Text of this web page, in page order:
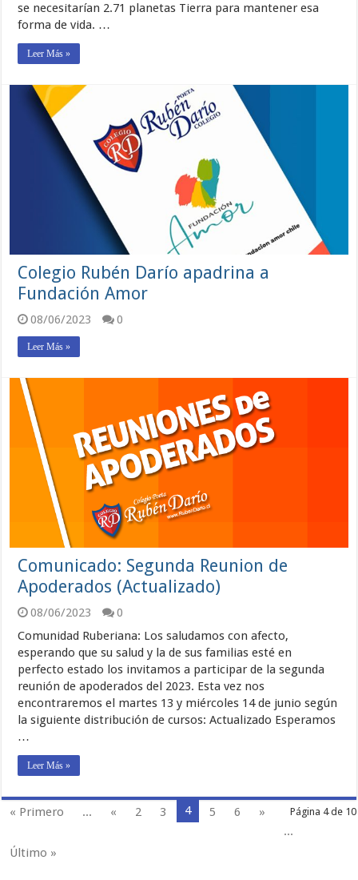
se necesitarían 2.71 planetas Tierra para mantener esa
forma de vida. …
Leer Más »
Colegio Rubén Darío apadrina a
Fundación Amor
08/06/2023 0
Leer Más »
Comunicado: Segunda Reunion de
Apoderados (Actualizado)
08/06/2023
0
Comunidad Ruberiana: Los saludamos con afecto,
esperando que su salud y la de sus familias esté en
perfecto estado los invitamos a participar de la segunda
reunión de apoderados del 2023. Esta vez nos
encontraremos el martes 13 y miércoles 14 de junio según
la siguiente distribución de cursos: Actualizado Esperamos
…
Leer Más »
Página 4 de 10
« Primero ... « 2 3 4 5 6
»
...
Último »